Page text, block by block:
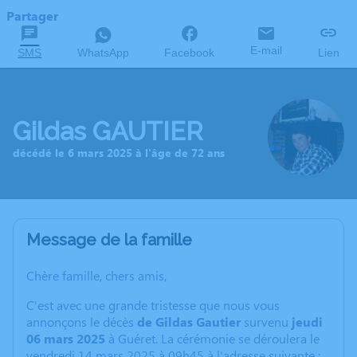
Partager
SMS WhatsApp Facebook E-mail Lien
Gildas GAUTIER
décédé le 6 mars 2025 à l'âge de 72 ans
Message de la famille
Chère famille, chers amis,
C'est avec une grande tristesse que nous vous
annonçons le décès de Gildas Gautier survenu jeudi
06 mars 2025 à Guéret. La cérémonie se déroulera le